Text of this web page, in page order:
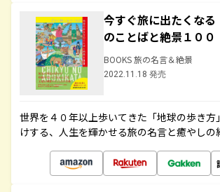
今すぐ旅に出たくな
のことばと絶景１００
BOOKS 旅の名言＆絶景
2022.11.18 発売
世界を４０年以上歩いてきた「地球の歩き方
けする、人生を輝かせる旅の名言と癒やしの